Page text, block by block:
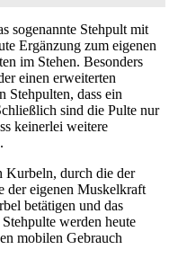
sogenannte Stehpult mit
Ergänzung zum eigenen
im Stehen. Besonders
einen erweiterten
Stehpulten, dass ein
sind die Pulte nur
keinerlei weitere
Kurbeln, durch die der
der eigenen Muskelkraft
betätigen und das
werden heute
mobilen Gebrauch